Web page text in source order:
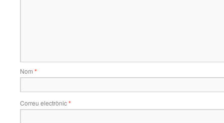
Nom *
Correu electrònic*